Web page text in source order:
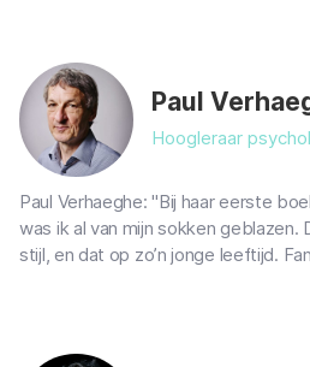
Paul
Hoogleraar
Paul Verhaeghe: "Bij haar eerste
was ik al van mijn sokken geblazen.
stijl, en dat op zo’n jonge leeftijd.